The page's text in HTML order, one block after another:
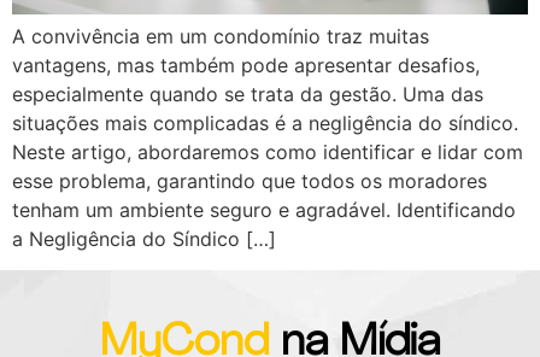
A convivência em um condomínio traz muitas
vantagens, mas também pode apresentar desafios,
especialmente quando se trata da gestão. Uma das
situações mais complicadas é a negligência do síndico.
Neste artigo, abordaremos como identificar e lidar com
esse problema, garantindo que todos os moradores
tenham um ambiente seguro e agradável. Identificando
a Negligência do Síndico […]
MyCond na Mídia